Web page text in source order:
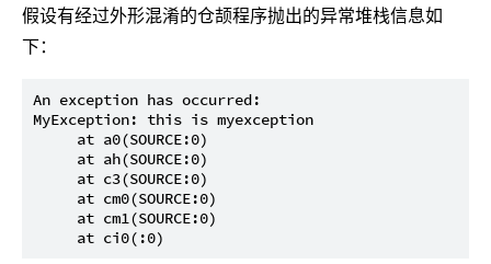
假设有经过外形混淆的仓颉程序抛出的异常堆栈信息如
下：
An exception has occurred:
MyException: this is myexception
     at a0(SOURCE:0)
     at ah(SOURCE:0)
     at c3(SOURCE:0)
     at cm0(SOURCE:0)
     at cm1(SOURCE:0)